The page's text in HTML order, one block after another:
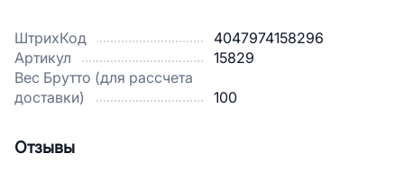
ШтрихКод
4047974158296
Артикул
15829
Вес Брутто (для рассчета
доставки)
100
Отзывы